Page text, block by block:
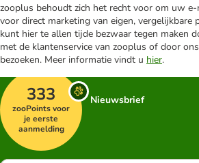
zooplus behoudt zich het recht voor om uw
voor direct marketing van eigen, vergelijkbare
kunt hier te allen tijde bezwaar tegen maken
met de klantenservice van zooplus of door
bezoeken. Meer informatie vindt u hier.
333
zooPoints voor
je eerste
aanmelding
Nieuwsbrief